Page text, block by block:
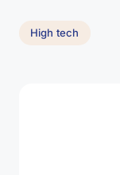
High tech